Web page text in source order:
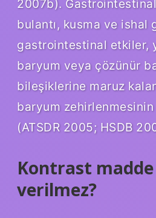
2007b).
bulantı, kusma ve ishal
gastrointestinal etkiler,
baryum veya çözünür
bileşiklerine maruz
baryum
(ATSDR 2005; HSDB
Kontrast
verilmez?